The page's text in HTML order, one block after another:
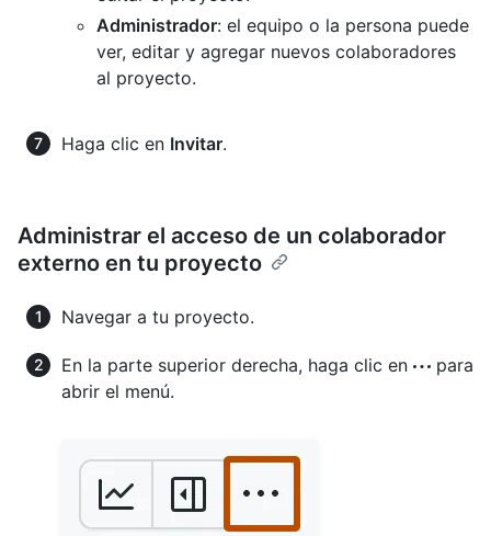
Administrador: el equipo o la persona puede
ver, editar y agregar nuevos colaboradores
al proyecto.
Haga clic en Invitar.
Administrar el acceso de un colaborador
externo en tu proyecto
Navegar a tu proyecto.
En la parte superior derecha, haga clic en
para
abrir el menú.